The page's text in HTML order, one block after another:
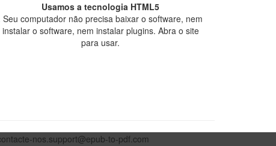
Usamos a tecnologia HTML5
Seu computador não precisa baixar o software, nem
instalar o software, nem instalar plugins. Abra o site
para usar.
nos.support@epub-to-pdf.com